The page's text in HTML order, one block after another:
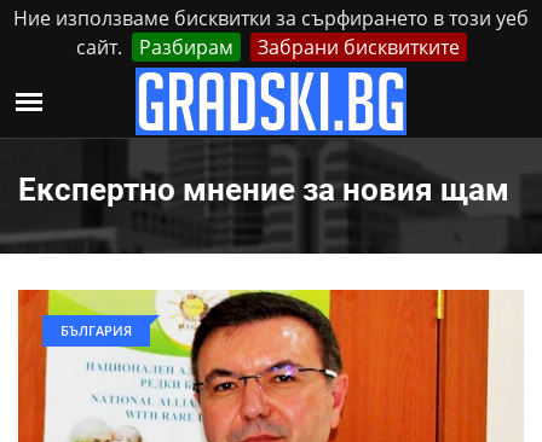
Ние използваме бисквитки за сърфирането в този уеб
сайт.
Разбирам Забрани бисквитките
Събота, 8 Август, 2026 Реклама Контакти
Експертно мнение за новия щам
БЪЛГАРИЯ